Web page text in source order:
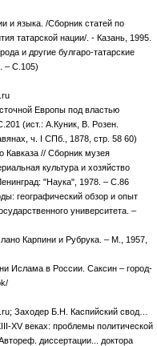
и языка. /Сборник статей по
татарской нации/. - Казань, 1995.
и другие булгаро-татарские
– С.105)
Европы под властью
(ист.: А.Куник, В. Розен.
ч. I СПб., 1878, стр. 58 60)
Кавказа // Сборник музея
культура и хозяйство
"Наука", 1978. – С.86
географический обзор и опыт
университета. –
Карпини и Рубрука. – М., 1957,
Ислама в России. Саксин – город-
Заходер Б.Н. Каспийский свод…
XV веках: проблемы политической
диссертации... доктора